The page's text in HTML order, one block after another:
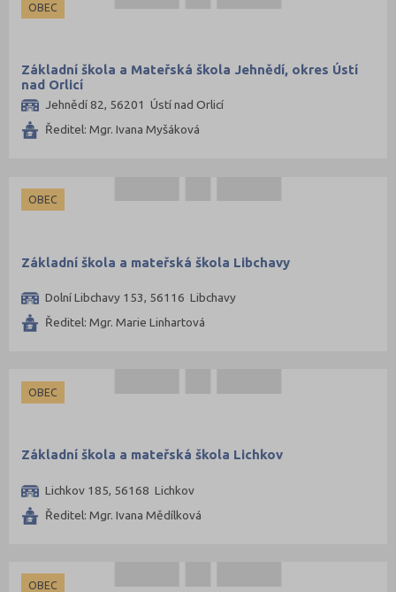
OBEC
Základní škola a Mateřská škola Jehnědí, okres Ústí
nad Orlicí
Jehnědí 82, 56201 Ústí nad Orlicí
Ředitel: Mgr. Ivana Myšáková
OBEC
Základní škola a mateřská škola Libchavy
Dolní Libchavy 153, 56116 Libchavy
Ředitel: Mgr. Marie Linhartová
OBEC
Základní škola a mateřská škola Lichkov
Lichkov 185, 56168 Lichkov
Ředitel: Mgr. Ivana Mědílková
OBEC